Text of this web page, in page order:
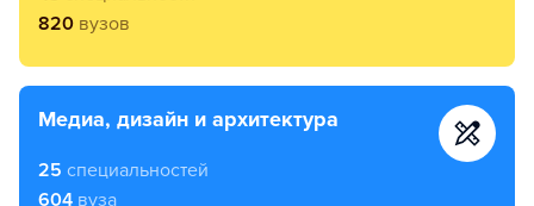
820 вузов
медиа, дизайн и архитектура
25 специальностей
604 вуза